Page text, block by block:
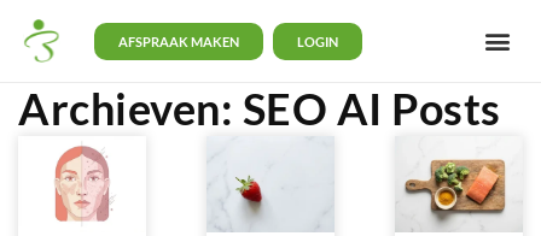
AFSPRAAK MAKEN LOGIN
Archieven: SEO AI Posts